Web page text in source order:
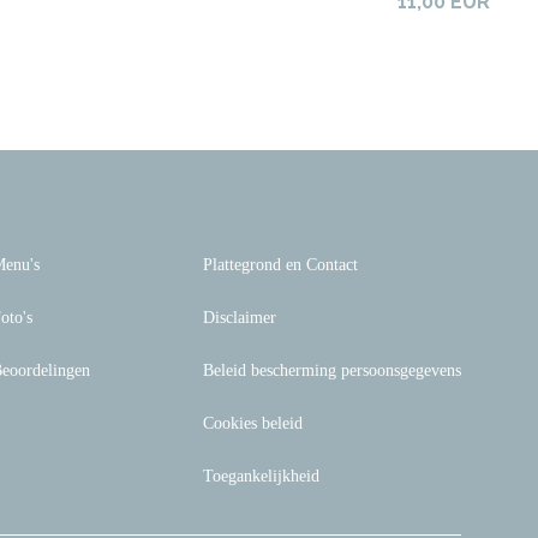
Plattegrond en Contact
Disclaimer
Beleid bescherming persoonsgegevens
Cookies beleid
Toegankelijkheid